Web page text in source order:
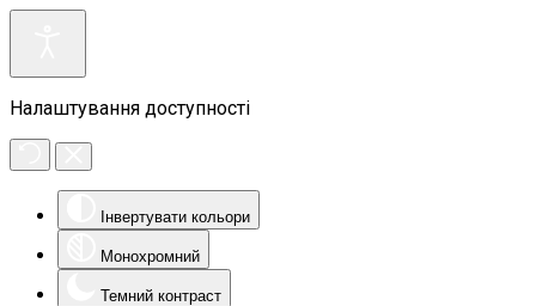
Налаштування доступності
Інвертувати кольори
Монохромний
Темний контраст